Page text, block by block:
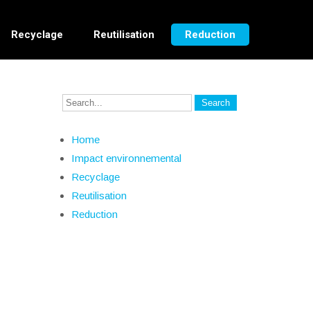
Recyclage Reutilisation Reduction
Home
Impact environnemental
Recyclage
Reutilisation
Reduction